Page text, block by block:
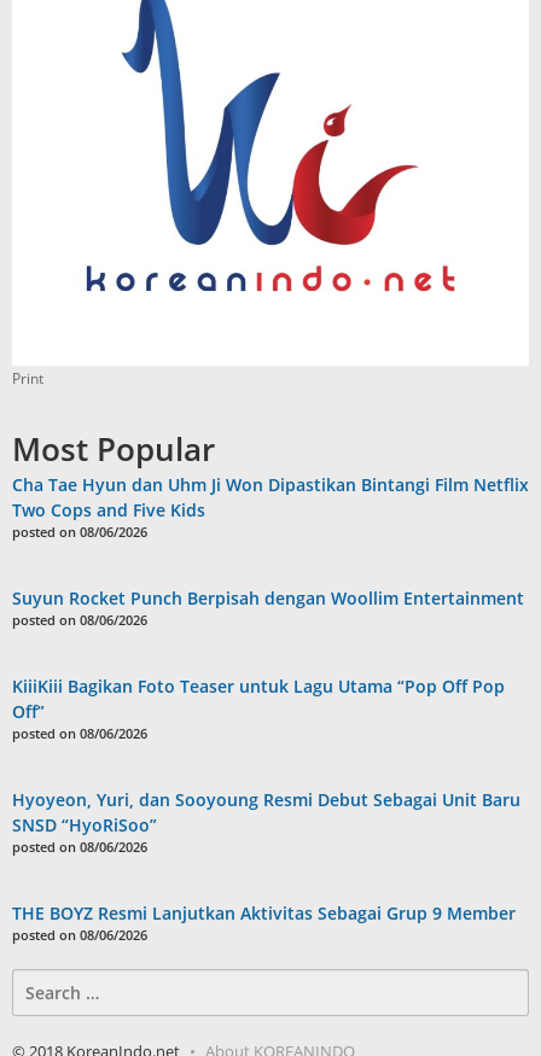
Print
Most Popular
Cha Tae Hyun dan Uhm Ji Won Dipastikan Bintangi Film Netflix
Two Cops and Five Kids
posted on 08/06/2026
Suyun Rocket Punch Berpisah dengan Woollim Entertainment
posted on 08/06/2026
KiiiKiii Bagikan Foto Teaser untuk Lagu Utama “Pop Off Pop
Off”
posted on 08/06/2026
Hyoyeon, Yuri, dan Sooyoung Resmi Debut Sebagai Unit Baru
SNSD “HyoRiSoo”
posted on 08/06/2026
THE BOYZ Resmi Lanjutkan Aktivitas Sebagai Grup 9 Member
posted on 08/06/2026
for:
© 2018 KoreanIndo.net About KOREANINDO